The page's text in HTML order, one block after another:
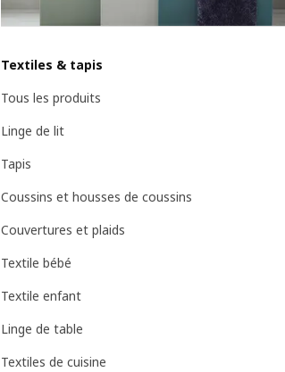
Textiles & tapis
Tous les produits
Linge de lit
Tapis
Coussins et housses de coussins
Couvertures et plaids
Textile bébé
Textile enfant
Linge de table
Textiles de cuisine